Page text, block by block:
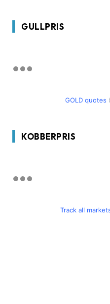
GULLPRIS
GOLD quotes
KOBBERPRIS
Track all